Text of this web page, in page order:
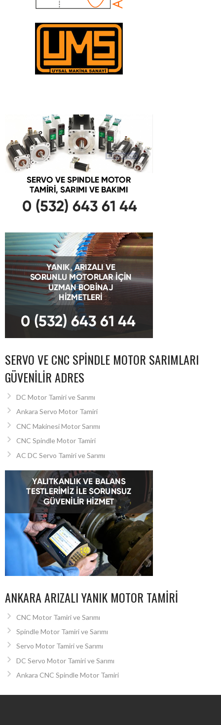
SERVO VE CNC SPINDLE MOTOR SARIMLARI
GÜVENILIR ADRES
DC Motor Tamiri ve Sarımı
Ankara Servo Motor Tamiri
CNC Makinesi Motor Sarımı
CNC Spindle Motor Tamiri
AC DC Servo Tamiri ve Sarımı
ANKARA ARIZALI YANIK MOTOR TAMIRI
CNC Motor Tamiri ve Sarımı
Spindle Motor Tamiri ve Sarımı
Servo Motor Tamiri ve Sarımı
DC Servo Motor Tamiri ve Sarımı
Ankara CNC Spindle Motor Tamiri